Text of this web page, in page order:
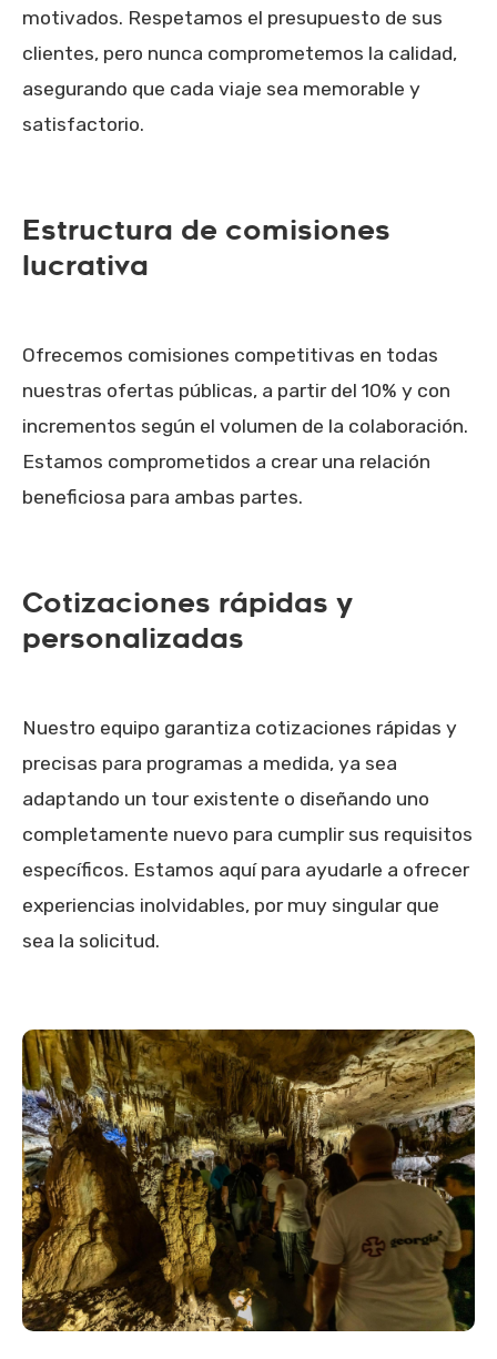
motivados. Respetamos el presupuesto de sus
clientes, pero nunca comprometemos la calidad,
asegurando que cada viaje sea memorable y
satisfactorio.
Estructura de comisiones
lucrativa
Ofrecemos comisiones competitivas en todas
nuestras ofertas públicas, a partir del 10% y con
incrementos según el volumen de la colaboración.
Estamos comprometidos a crear una relación
beneficiosa para ambas partes.
Cotizaciones rápidas y
personalizadas
Nuestro equipo garantiza cotizaciones rápidas y
precisas para programas a medida, ya sea
adaptando un tour existente o diseñando uno
completamente nuevo para cumplir sus requisitos
específicos. Estamos aquí para ayudarle a ofrecer
experiencias inolvidables, por muy singular que
sea la solicitud.